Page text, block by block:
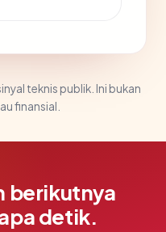
teknis publik. Ini bukan
finansial.
berikutnya
detik.